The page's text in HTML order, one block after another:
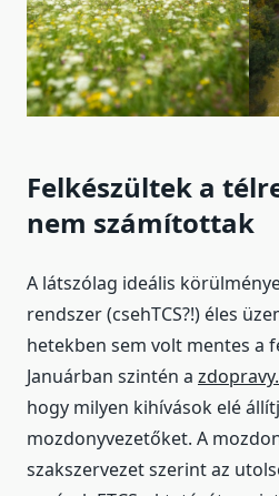
Felkészültek a
nem számítottak
A látszólag ideális
rendszer (csehTCS?!) éles
hetekben sem volt mentes a
Januárban szintén a
hogy milyen kihívások elé
mozdonyvezetőket. A
szakszervezet szerint az